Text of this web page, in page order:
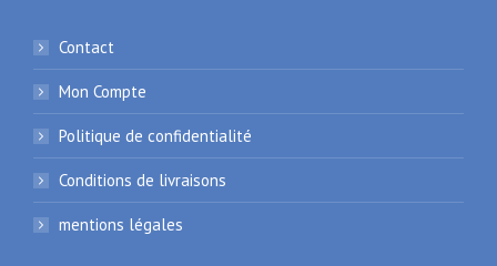
Contact
Mon Compte
Politique de confidentialité
Conditions de livraisons
mentions légales